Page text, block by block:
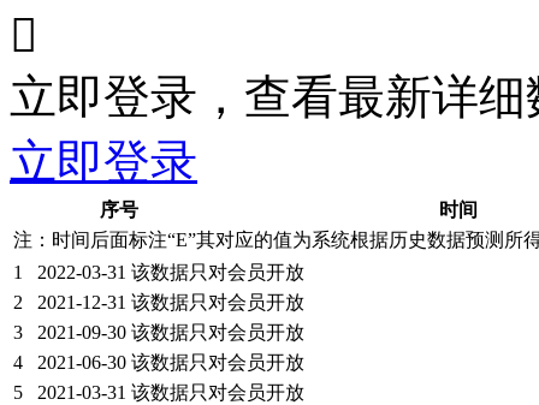

立即登录，查看最新详细
立即登录
序号
时间
注：时间后面标注“E”其对应的值为系统根据历史数据预测所
1
2022-03-31 该数据只对会员开放
2
2021-12-31 该数据只对会员开放
3
2021-09-30 该数据只对会员开放
4
2021-06-30 该数据只对会员开放
5
2021-03-31 该数据只对会员开放